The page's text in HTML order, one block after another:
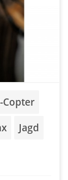
Copter
Jagd